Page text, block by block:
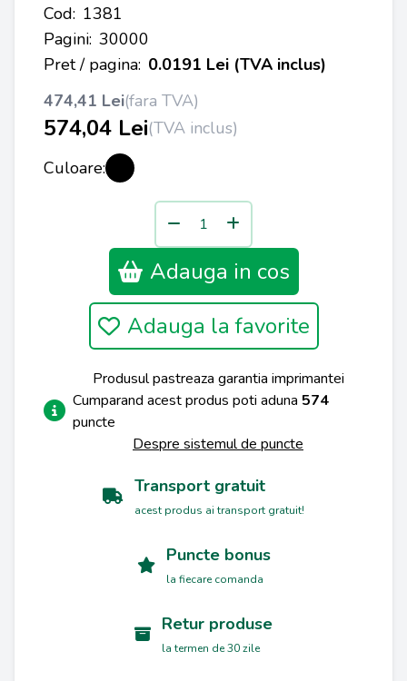
Cod: 1381
Pagini: 30000
Pret / pagina: 0.0191 Lei (TVA inclus)
474,41 Lei(fara TVA)
574,04 Lei(TVA inclus)
Culoare:
Adauga in cos
Adauga la favorite
Produsul pastreaza garantia imprimantei
Cumparand acest produs poti aduna 574
puncte
Despre sistemul de puncte
Transport gratuit
acest produs ai transport gratuit!
Puncte bonus
la fiecare comanda
Retur produse
la termen de 30 zile